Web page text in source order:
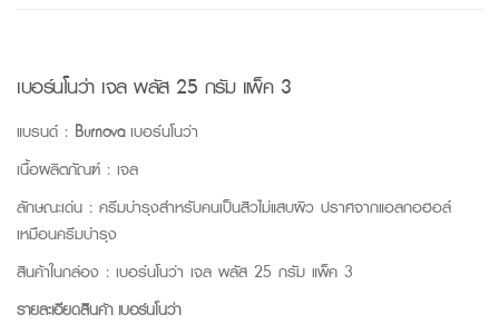
เบอร์นโนว่า เจล พลัส 25 กรัม แพ็ค 3
แบรนด์ : Burnovaเบอร์นโนว่า
เนื้อผลิตภัณฑ์ : เจล
ลักษณะเด่น : ครีมบำรุงสำหรับคนเป็นสิวไม่แสบผิว ปราศจากแอลกอฮอล์
เหมือนครีมบำรุง
สินค้าในกล่อง : เบอร์นโนว่า เจล พลัส 25 กรัม แพ็ค 3
รายละเอียดสินค้า เบอร์นโนว่า